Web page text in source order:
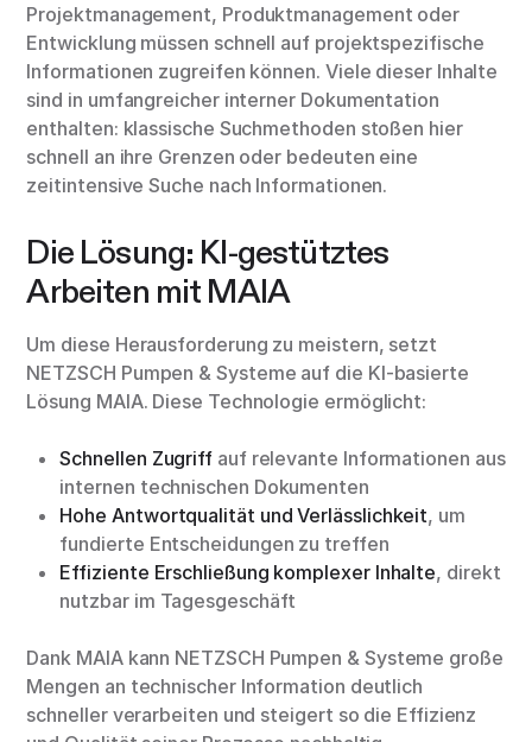
Projektmanagement, Produktmanagement oder
Entwicklung müssen schnell auf projektspezifische
Informationen zugreifen können. Viele dieser Inhalte
sind in umfangreicher interner Dokumentation
enthalten: klassische Suchmethoden stoßen hier
schnell an ihre Grenzen oder bedeuten eine
zeitintensive Suche nach Informationen.
Die Lösung: KI-gestütztes
Arbeiten mit MAIA
Um diese Herausforderung zu meistern, setzt
NETZSCH Pumpen & Systeme auf die KI-basierte
Lösung MAIA. Diese Technologie ermöglicht:
Schnellen Zugriff auf relevante Informationen aus
internen technischen Dokumenten
Hohe Antwortqualität und Verlässlichkeit, um
fundierte Entscheidungen zu treffen
Effiziente Erschließung komplexer Inhalte, direkt
nutzbar im Tagesgeschäft
Dank MAIA kann NETZSCH Pumpen & Systeme große
Mengen an technischer Information deutlich
schneller verarbeiten und steigert so die Effizienz